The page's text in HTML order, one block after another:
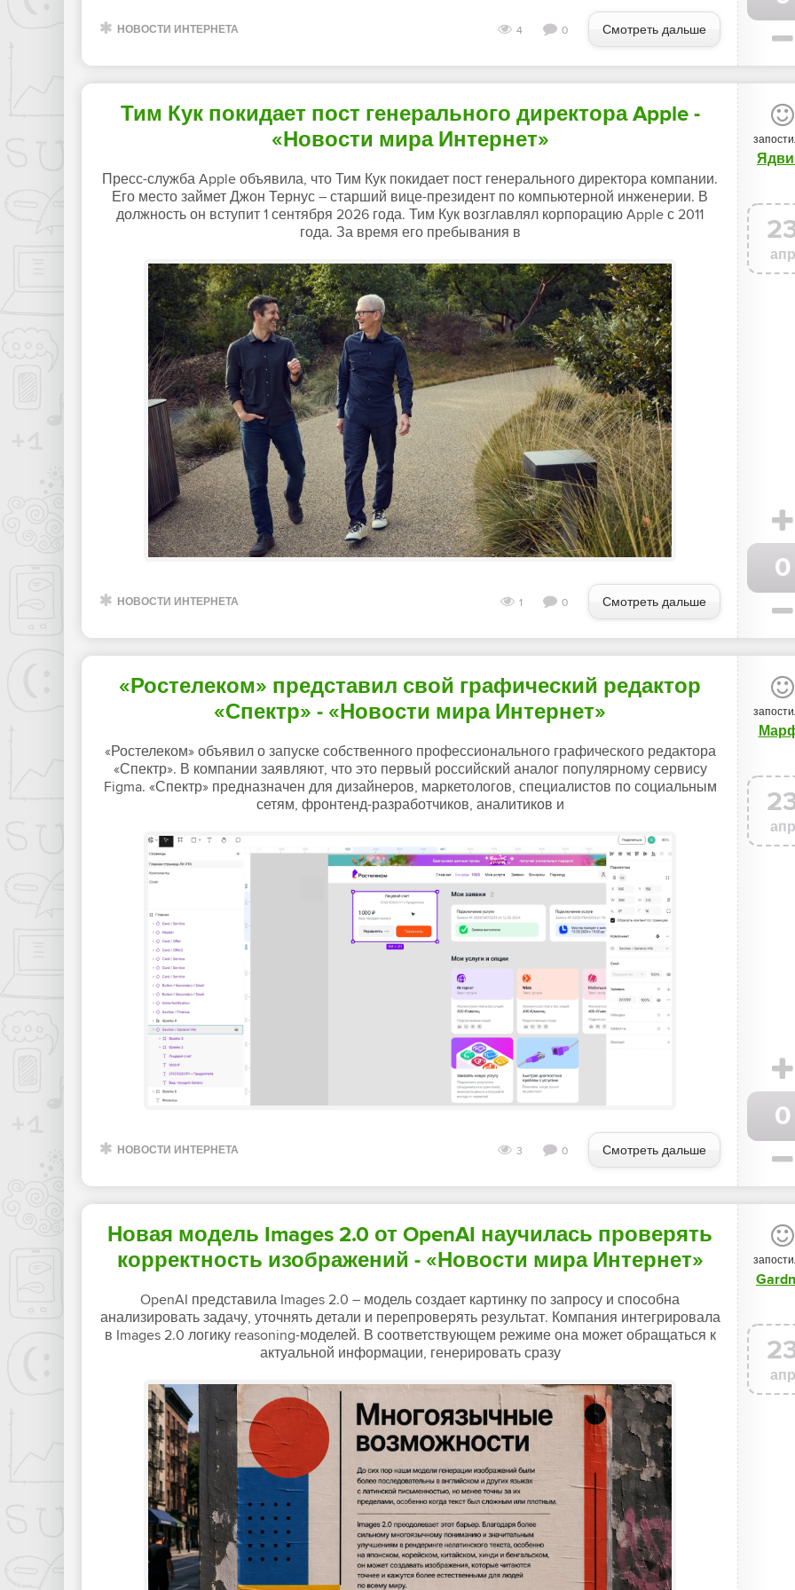
НОВОСТИ ИНТЕРНЕТА 4 0 Смотреть дальше
Тим Кук покидает пост генерального директора Apple -
«Новости мира Интернет»
Пресс-служба Apple объявила, что Тим Кук покидает пост генерального директора компании.
Его место займет Джон Тернус – старший вице-президент по компьютерной инженерии. В
должность он вступит 1 сентября 2026 года. Тим Кук возглавлял корпорацию Apple с 2011
года. За время его пребывания в
НОВОСТИ ИНТЕРНЕТА 1 0 Смотреть дальше
апр
0
«Ростелеком» представил свой графический редактор
«Спектр» - «Новости мира Интернет»
«Ростелеком» объявил о запуске собственного профессионального графического редактора
«Спектр». В компании заявляют, что это первый российский аналог популярному сервису
Figma. «Спектр» предназначен для дизайнеров, маркетологов, специалистов по социальным
сетям, фронтенд-разработчиков, аналитиков и
НОВОСТИ ИНТЕРНЕТА 3 0 Смотреть дальше
апр
0
Новая модель Images 2.0 от OpenAI научилась проверять
корректность изображений - «Новости мира Интернет»
OpenAI представила Images 2.0 – модель создает картинку по запросу и способна
анализировать задачу, уточнять детали и перепроверять результат. Компания интегрировала
в Images 2.0 логику reasoning-моделей. В соответствующем режиме она может обращаться к
актуальной информации, генерировать сразу
апр